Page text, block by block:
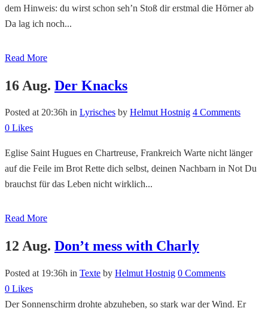
dem Hinweis: du wirst schon seh’n Stoß dir erstmal die Hörner ab
Da lag ich noch...
Read More
16 Aug. Der Knacks
Posted at 20:36h in Lyrisches by Helmut Hostnig 4 Comments
0 Likes
Eglise Saint Hugues en Chartreuse, Frankreich Warte nicht länger
auf die Feile im Brot Rette dich selbst, deinen Nachbarn in Not Du
brauchst für das Leben nicht wirklich...
Read More
12 Aug. Don’t mess with Charly
Posted at 19:36h in Texte by Helmut Hostnig 0 Comments
0 Likes
Der Sonnenschirm drohte abzuheben, so stark war der Wind. Er